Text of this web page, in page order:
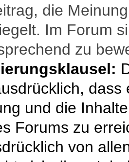
die
Im Forum
zu
und die
Forums zu
von